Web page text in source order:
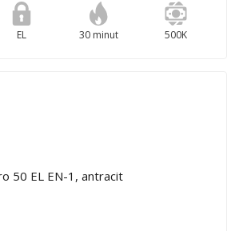
EL 30 minut 500K